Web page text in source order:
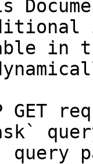
in
GET